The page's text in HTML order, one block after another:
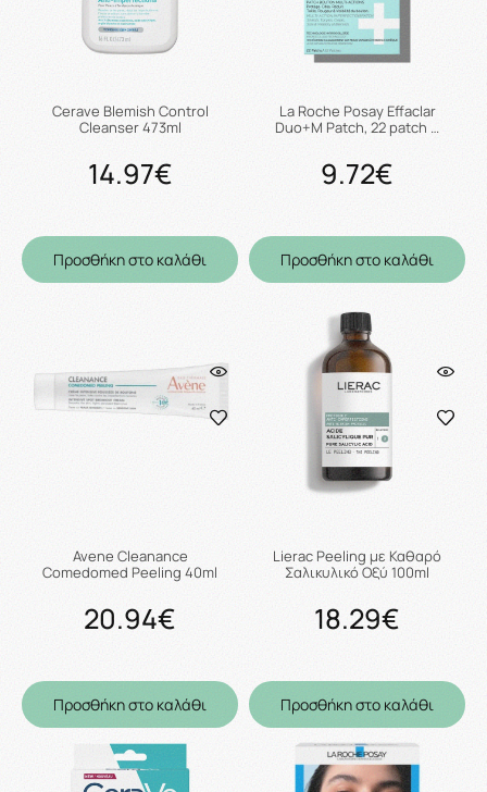
Cerave Blemish Control
Cleanser 473ml
14.97€
Προσθήκη στο καλάθι
La Roche Posay Effaclar
Duo+M Patch, 22 patch …
9.72€
Προσθήκη στο καλάθι
Avene Cleanance
Comedomed Peeling 40ml
20.94€
Προσθήκη στο καλάθι
Lierac Peeling με Καθαρό
Σαλικυλικό Οξύ 100ml
18.29€
Προσθήκη στο καλάθι